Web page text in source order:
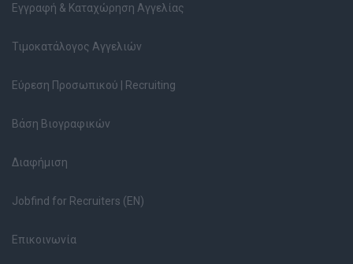
Εγγραφή & Καταχώρηση Αγγελίας
Τιμοκατάλογος Αγγελιών
Εύρεση Προσωπικού | Recruiting
Βάση Βιογραφικών
Διαφήμιση
Jobfind for Recruiters (EN)
Επικοινωνία